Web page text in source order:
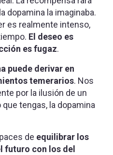
dopamina la imaginaba.
es realmente intenso,
El deseo es
es fugaz.
puede derivar en
temerarios. Nos
por la ilusión de un
tengas, la dopamina
de equilibrar los
futuro con los del